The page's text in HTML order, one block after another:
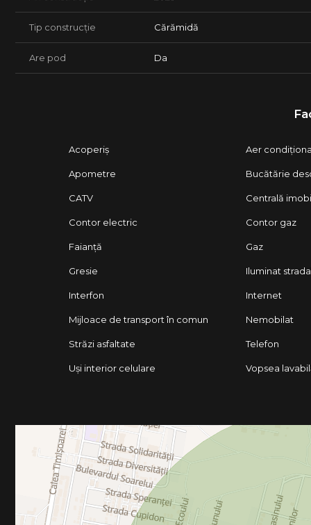
Tip construcție Cărămidă
Are pod Da
Acoperiș Aer
Apometre Bucătărie
CATV Centrală
Contor electric Contor gaz
Faianță Gaz
Gresie Iluminat
Interfon Internet
Mijloace de transport în comun Nemobilat
Străzi asfaltate Telefon
Uși interior celulare Vopsea